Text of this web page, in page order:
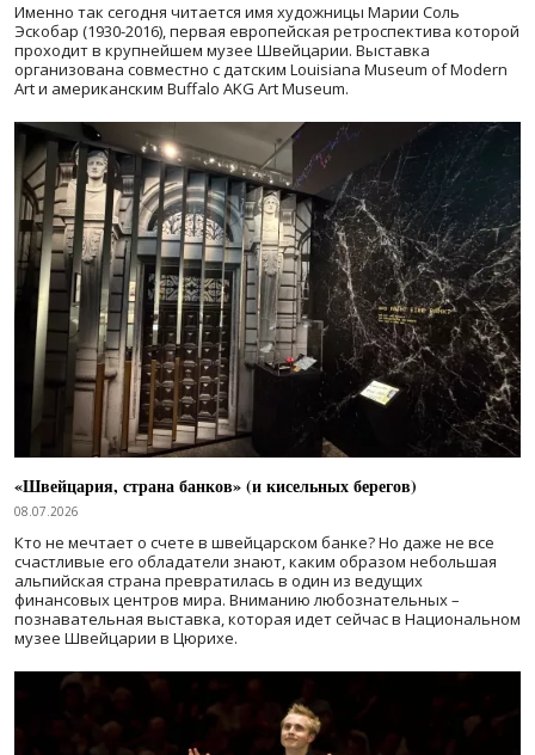
Именно так сегодня читается имя художницы Марии Соль
Эскобар (1930-2016), первая европейская ретроспектива которой
проходит в крупнейшем музее Швейцарии. Выставка
организована совместно с датским Louisiana Museum of Modern
Art и американским Buffalo AKG Art Museum.
«Швейцария, страна банков» (и кисельных берегов)
08.07.2026
Кто не мечтает о счете в швейцарском банке? Но даже не все
счастливые его обладатели знают, каким образом небольшая
альпийская страна превратилась в один из ведущих
финансовых центров мира. Вниманию любознательных –
познавательная выставка, которая идет сейчас в Национальном
музее Швейцарии в Цюрихе.